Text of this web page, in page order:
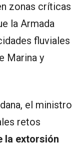
zonas críticas
la Armada
fluviales
Marina y
el ministro
retos
la extorsión